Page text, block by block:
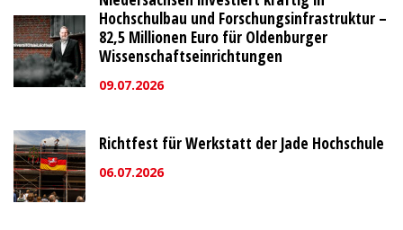
Hochschulbau und Forschungsinfrastruktur –
82,5 Millionen Euro für Oldenburger
Wissenschaftseinrichtungen
09.07.2026
Richtfest für Werkstatt der Jade Hochschule
06.07.2026